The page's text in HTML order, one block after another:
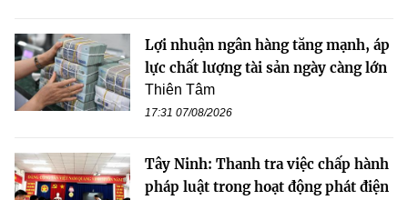
Lợi nhuận ngân hàng tăng mạnh, áp
lực chất lượng tài sản ngày càng lớn
Thiên Tâm
17:31 07/08/2026
Tây Ninh: Thanh tra việc chấp hành
pháp luật trong hoạt động phát điện